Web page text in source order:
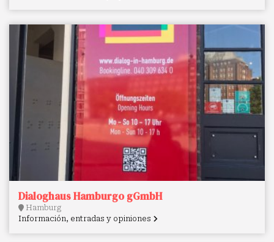
Dialoghaus Hamburgo gGmbH
Hamburg
Información, entradas y opiniones